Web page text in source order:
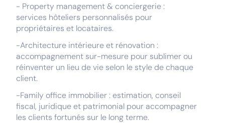
- Property management & conciergerie :
services hôteliers personnalisés pour
propriétaires et locataires.
-Architecture intérieure et rénovation :
accompagnement sur-mesure pour sublimer ou
réinventer un lieu de vie selon le style de chaque
client.
-Family office immobilier : estimation, conseil
fiscal, juridique et patrimonial pour accompagner
les clients fortunés sur le long terme.